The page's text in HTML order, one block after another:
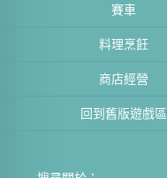
賽車
料理烹飪
商店經營
回到舊版遊戲區